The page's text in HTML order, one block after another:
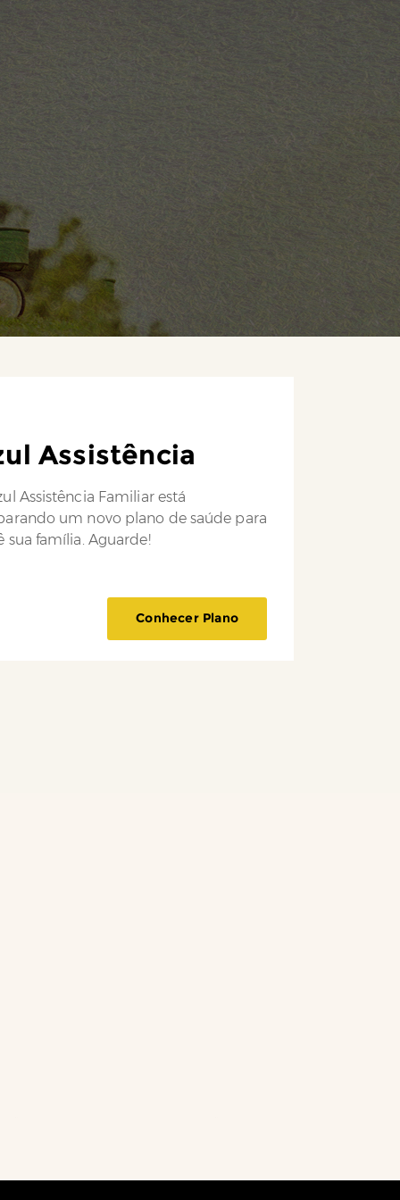
Assistência
Assistência Familiar está
um novo plano de saúde para
sua família. Aguarde!
Conhecer Plano